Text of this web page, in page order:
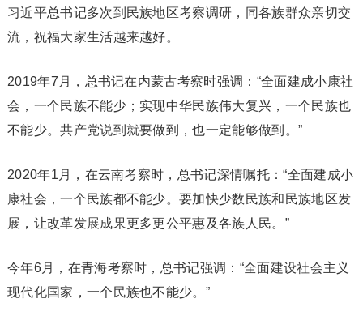
习近平总书记多次到民族地区考察调研，同各族群众亲切交
流，祝福大家生活越来越好。
2019年7月，总书记在内蒙古考察时强调：“全面建成小康社
会，一个民族不能少；实现中华民族伟大复兴，一个民族也
不能少。共产党说到就要做到，也一定能够做到。”
2020年1月，在云南考察时，总书记深情嘱托：“全面建成小
康社会，一个民族都不能少。要加快少数民族和民族地区发
展，让改革发展成果更多更公平惠及各族人民。”
今年6月，在青海考察时，总书记强调：“全面建设社会主义
现代化国家，一个民族也不能少。”